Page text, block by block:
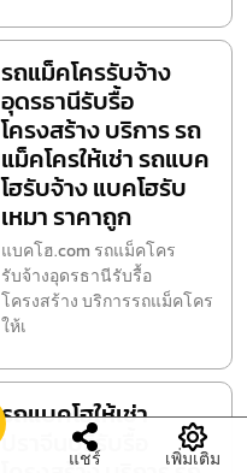
รถแม็คโครรับจ้าง
อุดรธานีรับรื้อ
โครงสร้าง บริการ รถ
แม็คโครให้เช่า รถแบค
โฮรับจ้าง แบคโฮรับ
เหมา ราคาถูก
แบคโฮ.com รถแม็คโคร
รับจ้างอุดรธานีรับรื้อ
โครงสร้าง บริการรถแม็คโคร
ให้เ
รถแบคโฮให้เช่า
ปราจีนบุรีรับรื้อ
แชร์ เพิ่มเติม